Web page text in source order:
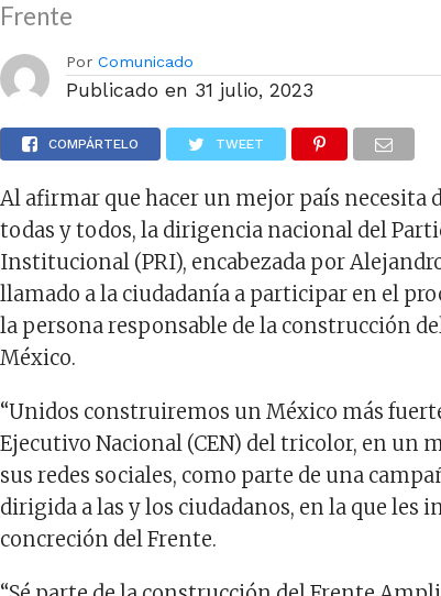
Frente
Por Comunicado
Publicado en 31 julio, 2023
COMPÁRTELO TWEET
Al afirmar que hacer un mejor país necesita
todas y todos, la dirigencia nacional del
Institucional (PRI), encabezada por
llamado a la ciudadanía a participar en el
la persona responsable de la construcción
México.
“Unidos construiremos un México más
Ejecutivo Nacional (CEN) del tricolor, en un
sus redes sociales, como parte de una
dirigida a las y los ciudadanos, en la que les
concreción del Frente.